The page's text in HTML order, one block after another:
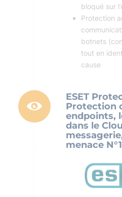
bloqué sur
Protection
botnets
tout en
cause
ESET
Protection
endpoints,
dans le
menace N°1